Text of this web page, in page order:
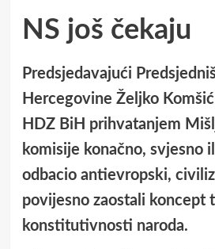
NS još čekaju
Predsjedavajući
Hercegovine Željko
HDZ BiH prihvatanjem
komisije konačno, svjesno
odbacio antievropski,
povijesno zaostali koncept
konstitutivnosti naroda.